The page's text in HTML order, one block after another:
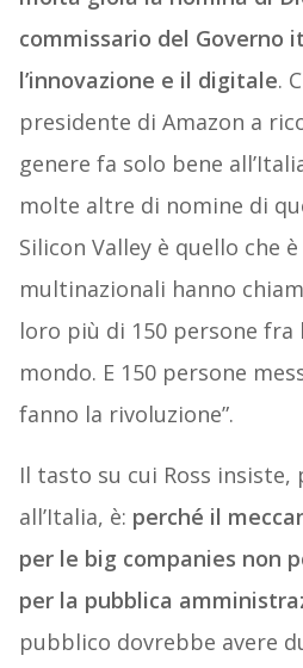
commissario del Governo
l’innovazione e il digitale.
presidente di Amazon a
genere fa solo bene
molte altre di nomine di
Silicon Valley è quello che
multinazionali hanno
loro più di 150 persone fra
mondo. E 150 persone
fanno la rivoluzione”.
Il tasto su cui Ross
all’Italia, è: perché il
per le big companies non
per la pubblica
pubblico dovrebbe avere